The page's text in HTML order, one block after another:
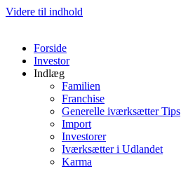
Videre til indhold
Forside
Investor
Indlæg
Familien
Franchise
Generelle iværksætter Tips
Import
Investorer
Iværksætter i Udlandet
Karma